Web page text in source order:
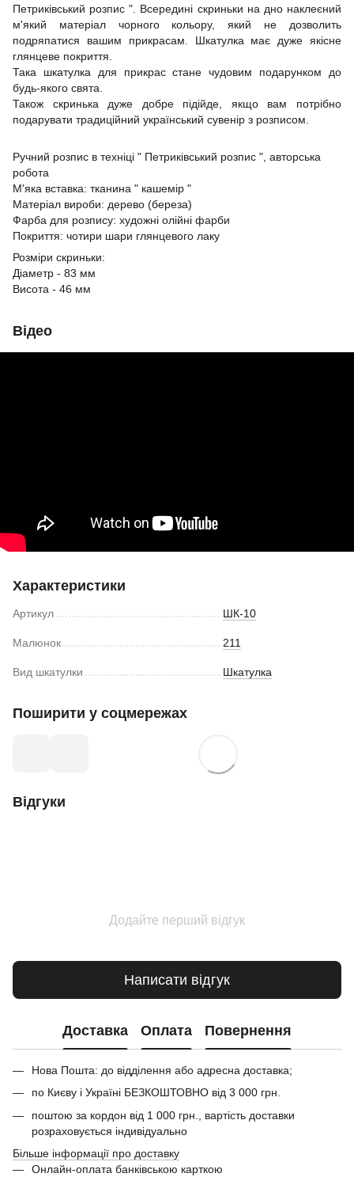
Петриківський розпис ". Всередині скриньки на дно наклеєний
м'який матеріал чорного кольору, який не дозволить
подряпатися вашим прикрасам. Шкатулка має дуже якісне
глянцеве покриття.
Така шкатулка для прикрас стане чудовим подарунком до
будь-якого свята.
Також скринька дуже добре підійде, якщо вам потрібно
подарувати традиційний український сувенір з розписом.
Ручний розпис в техніці " Петриківський розпис ", авторська
робота
М'яка вставка: тканина " кашемір "
Матеріал вироби: дерево (береза)
Фарба для розпису: художні олійні фарби
Покриття: чотири шари глянцевого лаку
Розміри скриньки:
Діаметр - 83 мм
Висота - 46 мм
Відео
Характеристики
Артикул ШК-10
Малюнок 211
Вид шкатулки Шкатулка
Поширити у соцмережах
Відгуки
Додайте перший відгук
Написати відгук
Доставка Оплата Повернення
Нова Пошта: до відділення або адресна доставка;
по Києву і Україні БЕЗКОШТОВНО від 3 000 грн.
поштою за кордон від 1 000 грн., вартість доставки
розраховується індивідуально
Більше інформації про доставку
Онлайн-оплата банківською карткою